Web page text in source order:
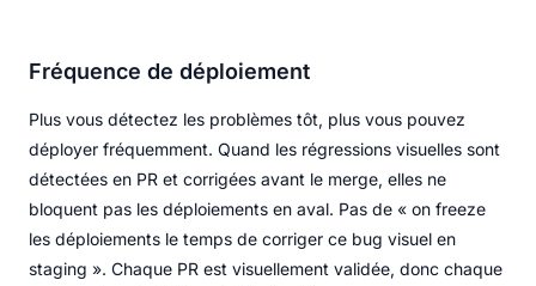
Fréquence de déploiement
Plus vous détectez les problèmes tôt, plus vous pouvez
déployer fréquemment. Quand les régressions visuelles sont
détectées en PR et corrigées avant le merge, elles ne
bloquent pas les déploiements en aval. Pas de « on freeze
les déploiements le temps de corriger ce bug visuel en
staging ». Chaque PR est visuellement validée, donc chaque